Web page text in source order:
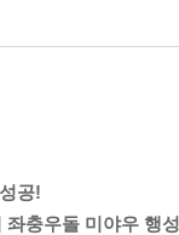
공!
충우돌 미야우 행